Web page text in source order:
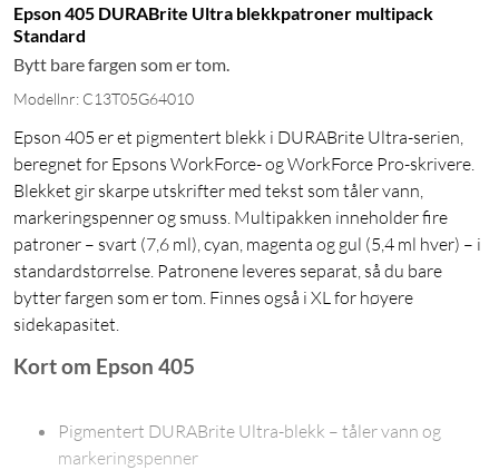
Epson 405 DURABrite Ultra blekkpatroner multipack
Standard
Bytt bare fargen som er tom.
Modellnr: C13T05G64010
Epson 405 er et pigmentert blekk i DURABrite Ultra-serien,
beregnet for Epsons WorkForce- og WorkForce Pro-skrivere.
Blekket gir skarpe utskrifter med tekst som tåler vann,
markeringspenner og smuss. Multipakken inneholder fire
patroner – svart (7,6 ml), cyan, magenta og gul (5,4 ml hver) – i
standardstørrelse. Patronene leveres separat, så du bare
bytter fargen som er tom. Finnes også i XL for høyere
sidekapasitet.
Kort om Epson 405
Pigmentert DURABrite Ultra-blekk – tåler vann og
markeringspenner